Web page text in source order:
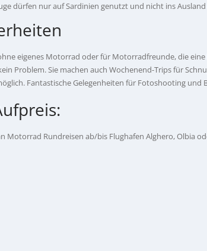
dürfen nur auf Sardinien genutzt und nicht ins
eigenes Motorrad oder für Motorradfreunde, die
Problem. Sie machen auch Wochenend-Trips für
Fantastische Gelegenheiten für Fotoshooting
Motorrad Rundreisen ab/bis Flughafen Alghero, Olbia